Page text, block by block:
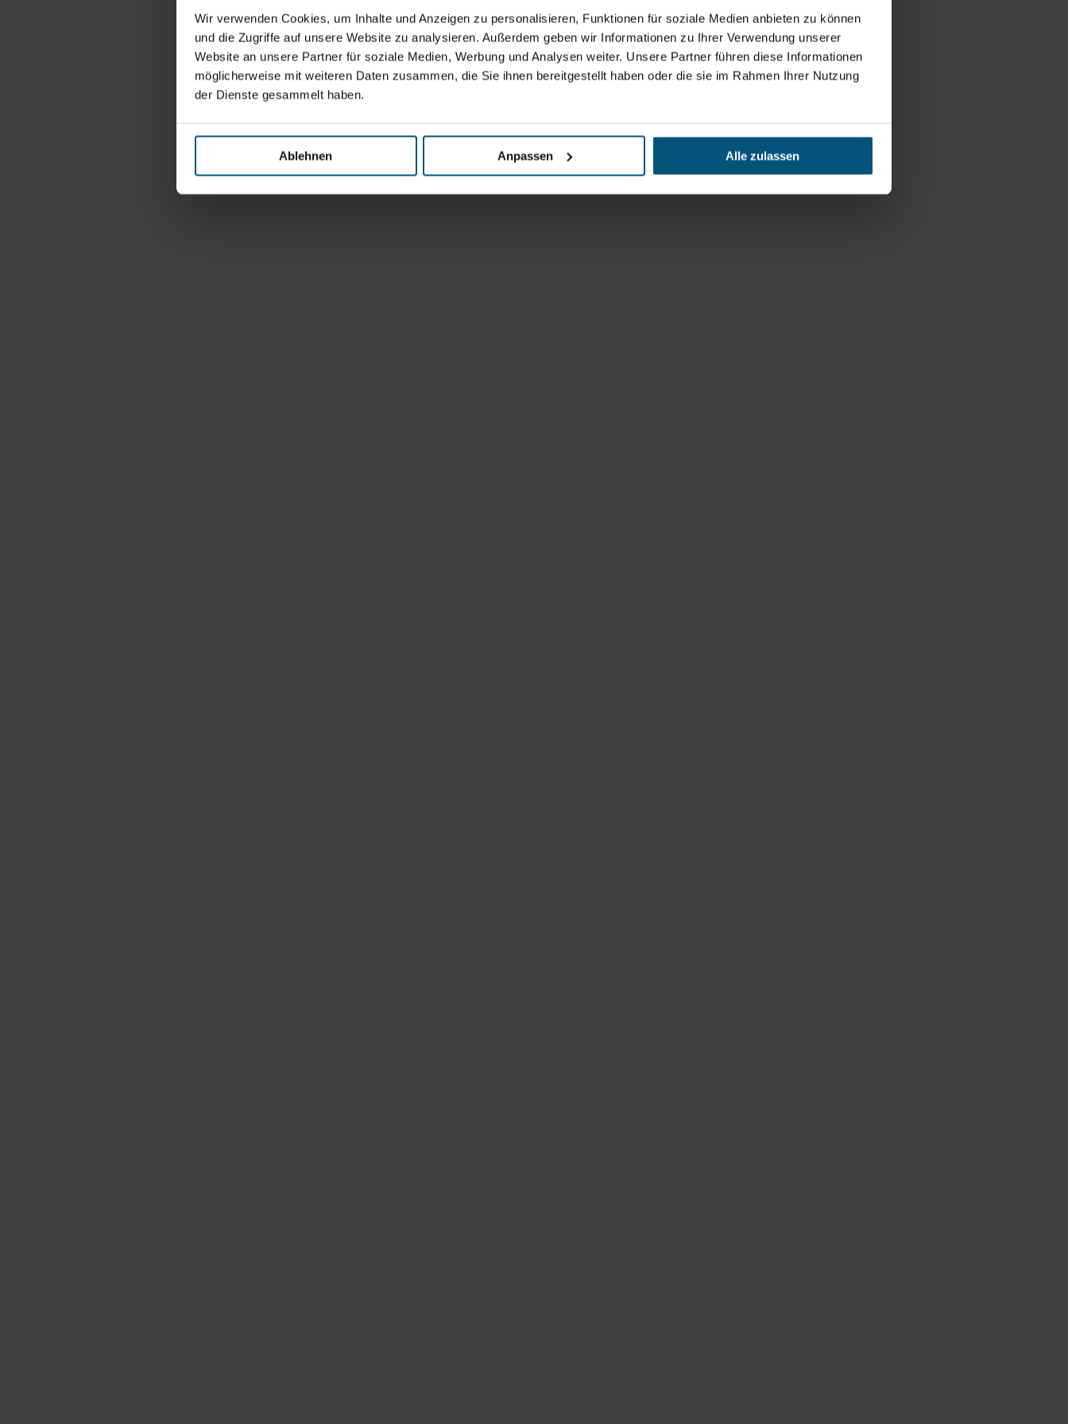
Wir verwenden Cookies, um Inhalte und Anzeigen zu personalisieren, Funktionen für soziale Medien anbieten zu können
und die Zugriffe auf unsere Website zu analysieren. Außerdem geben wir Informationen zu Ihrer Verwendung unserer
Website an unsere Partner für soziale Medien, Werbung und Analysen weiter. Unsere Partner führen diese Informationen
möglicherweise mit weiteren Daten zusammen, die Sie ihnen bereitgestellt haben oder die sie im Rahmen Ihrer Nutzung
der Dienste gesammelt haben.
Ablehnen Anpassen Alle zulassen